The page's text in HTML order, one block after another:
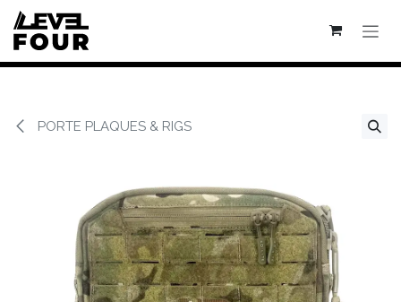
Se rendre au contenu
PORTE PLAQUES & RIGS